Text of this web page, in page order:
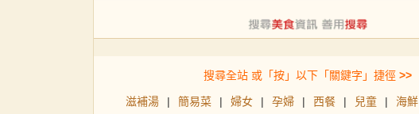
搜尋全站 或「按」以下「關鍵字」捷徑 >>
滋補湯 | 簡易菜 | 婦女 | 孕婦 | 西餐 | 兒童 | 海鮮